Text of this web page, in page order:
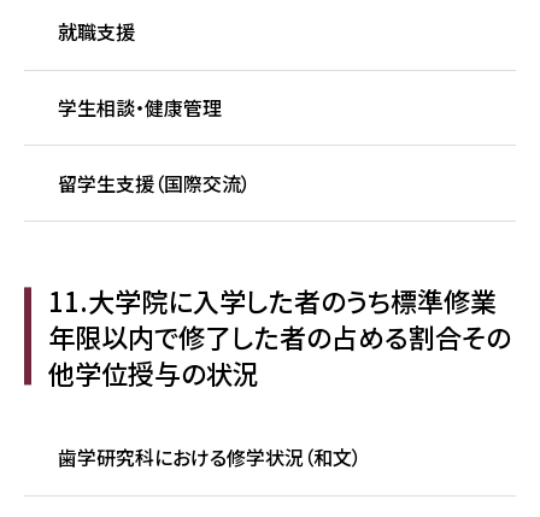
就職支援
学生相談・健康管理
留学生支援（国際交流）
11.大学院に入学した者のうち標準修業
年限以内で修了した者の占める割合その
他学位授与の状況
歯学研究科における修学状況（和文）